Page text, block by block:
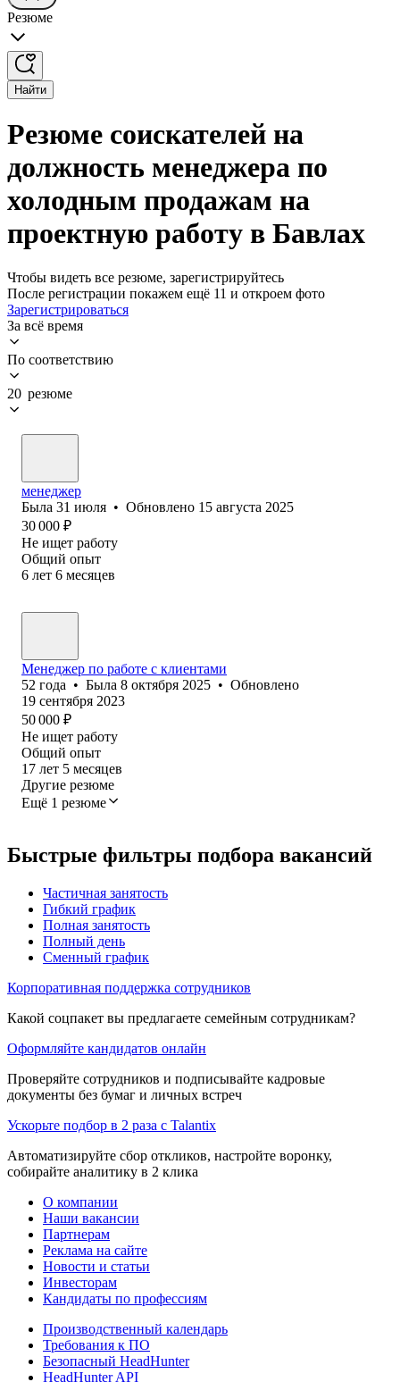
Резюме
Найти
Резюме соискателей на
должность менеджера по
холодным продажам на
проектную работу в Бавлах
Чтобы видеть все резюме, зарегистрируйтесь
После регистрации покажем ещё 11 и откроем фото
Зарегистрироваться
За всё время
По соответствию
20 резюме
менеджер
Была 31 июля • Обновлено 15 августа 2025
30 000 ₽
Не ищет работу
Общий опыт
6 лет 6 месяцев
Менеджер по работе с клиентами
52 года • Была 8 октября 2025 • Обновлено
19 сентября 2023
50 000 ₽
Не ищет работу
Общий опыт
17 лет 5 месяцев
Другие резюме
Ещё 1 резюме
Быстрые фильтры подбора вакансий
Частичная занятость
Гибкий график
Полная занятость
Полный день
Сменный график
Корпоративная поддержка сотрудников
Какой соцпакет вы предлагаете семейным сотрудникам?
Оформляйте кандидатов онлайн
Проверяйте сотрудников и подписывайте кадровые
документы без бумаг и личных встреч
Ускорьте подбор в 2 раза с Talantix
Автоматизируйте сбор откликов, настройте воронку,
собирайте аналитику в 2 клика
О компании
Наши вакансии
Партнерам
Реклама на сайте
Новости и статьи
Инвесторам
Кандидаты по профессиям
Производственный календарь
Требования к ПО
Безопасный HeadHunter
HeadHunter API